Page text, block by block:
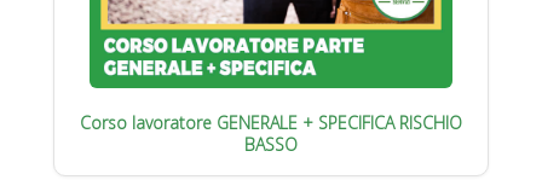
Corso lavoratore GENERALE + SPECIFICA RISCHIO
BASSO